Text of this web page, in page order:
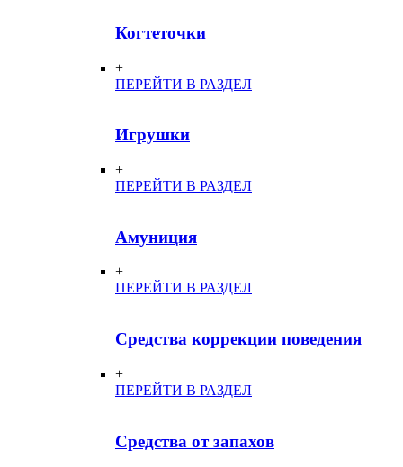
Когтеточки
+
ПЕРЕЙТИ В РАЗДЕЛ
Игрушки
+
ПЕРЕЙТИ В РАЗДЕЛ
Амуниция
+
ПЕРЕЙТИ В РАЗДЕЛ
Средства коррекции поведения
+
ПЕРЕЙТИ В РАЗДЕЛ
Средства от запахов